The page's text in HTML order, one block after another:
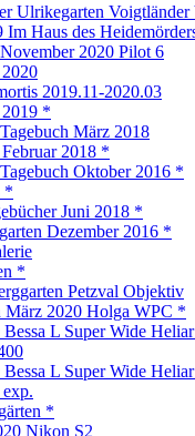
Ulrikegarten
Im Haus des
2020 Pilot 6
2020
2019.11-2020.03
*
März 2018
2018 *
Oktober 2016 *
*
Juni 2018 *
Dezember 2016 *
*
Petzval Objektiv
März 2020 Holga WPC *
L Super Wide
L Super Wide
*
Nikon S2